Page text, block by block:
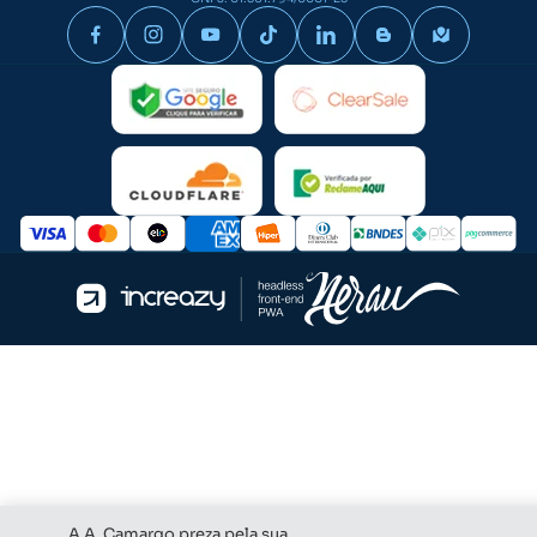
com seu maquinário.
Se você precisa de cardanspara seus implementos
agrícolas, conheça nossa seleção para melhorar a
transmissão de potência entre tratores, implementos e
Quais são os materiais utilizados na
fabricação dos eixos de grade?
O eixo para grade é uma das peças fundamentais para o
fabricados com materiais de alta qualidade, como: aço
carbono, ferro fundido ou aço ligado.As peças presentes
em nosso catálogo são produzidas em aço carbono,
atrito, garantindo o funcionamento eficiente e a
durabilidade dos implementos agrícolas.